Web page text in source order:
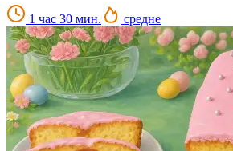
1 час 30 мин. средне